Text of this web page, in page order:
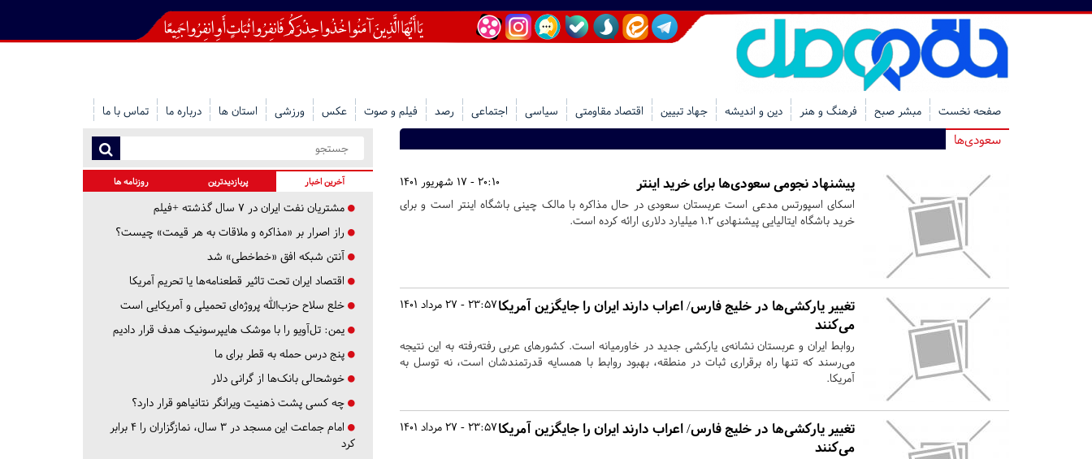
صفحه نخست مبشر صبح فرهنگ و هنر دین و اندیشه جهاد تبیین اقتصاد مقاومتی سیاسی اجتماعی رصد فیلم و صوت عکس ورزشی استان ها درباره ما تماس با ما
سعودی‌ها
20:10 - 17 شهریور 1401 پیشنهاد نجومی سعودی‌ها برای خرید اینتر
اسکای اسپورتس مدعی است عربستان سعودی در حال مذاکره با مالک چینی باشگاه اینتر است و برای
خرید باشگاه ایتالیایی پیشنهادی 1.2 میلیارد دلاری ارائه کرده است.
23:57 - 27 مرداد 1401تغییر یارکشی‌ها در خلیج فارس/ اعراب دارند ایران را جایگزین آمریکا
می‌کنند
روابط ایران و عربستان نشانه‌ی یارکشی جدید در خاورمیانه است. کشورهای عربی رفته‌رفته به این نتیجه
می‌رسند که تنها راه برقراری ثبات در منطقه، بهبود روابط با همسایه قدرتمندشان است، نه توسل به
آمریکا.
23:57 - 27 مرداد 1401تغییر یارکشی‌ها در خلیج فارس/ اعراب دارند ایران را جایگزین آمریکا
می‌کنند
آخرین اخبار پربازدیدترین روزنامه ها
مشتریان نفت ایران در ۷ سال گذشته +فیلم
راز اصرار بر «مذاکره و ملاقات به هر قیمت» چیست؟
آنتن شبکه افق «خط‌خطی» شد
اقتصاد ایران تحت تاثیر قطعنامه‌ها یا تحریم‌ آمریکا
خلع سلاح حزب‌الله پروژه‌ای تحمیلی و آمریکایی است
یمن: تل‌آویو را با موشک هایپرسونیک هدف قرار دادیم
پنج درس‌ حمله به قطر برای ما
خوشحالی بانک‌ها از گرانی دلار
چه کسی پشت ذهنیت ویرانگر نتانیاهو قرار دارد؟
امام جماعت این مسجد در ۳ سال، نمازگزاران را ۴ برابر
کرد